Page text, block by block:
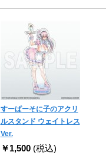
すーぱーそに子のアクリ
ルスタンド ウェイトレス
Ver.
￥1,500 (税込)